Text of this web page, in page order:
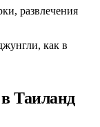
развлечения
как в
Таиланд